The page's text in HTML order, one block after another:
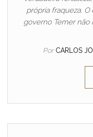
própria fraqueza.
governo Temer não
Por CARLOS